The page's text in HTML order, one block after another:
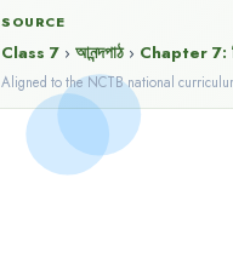
SOURCE
Class 7 › আনন্দপাঠ › Chapter 7:
Aligned to the NCTB national